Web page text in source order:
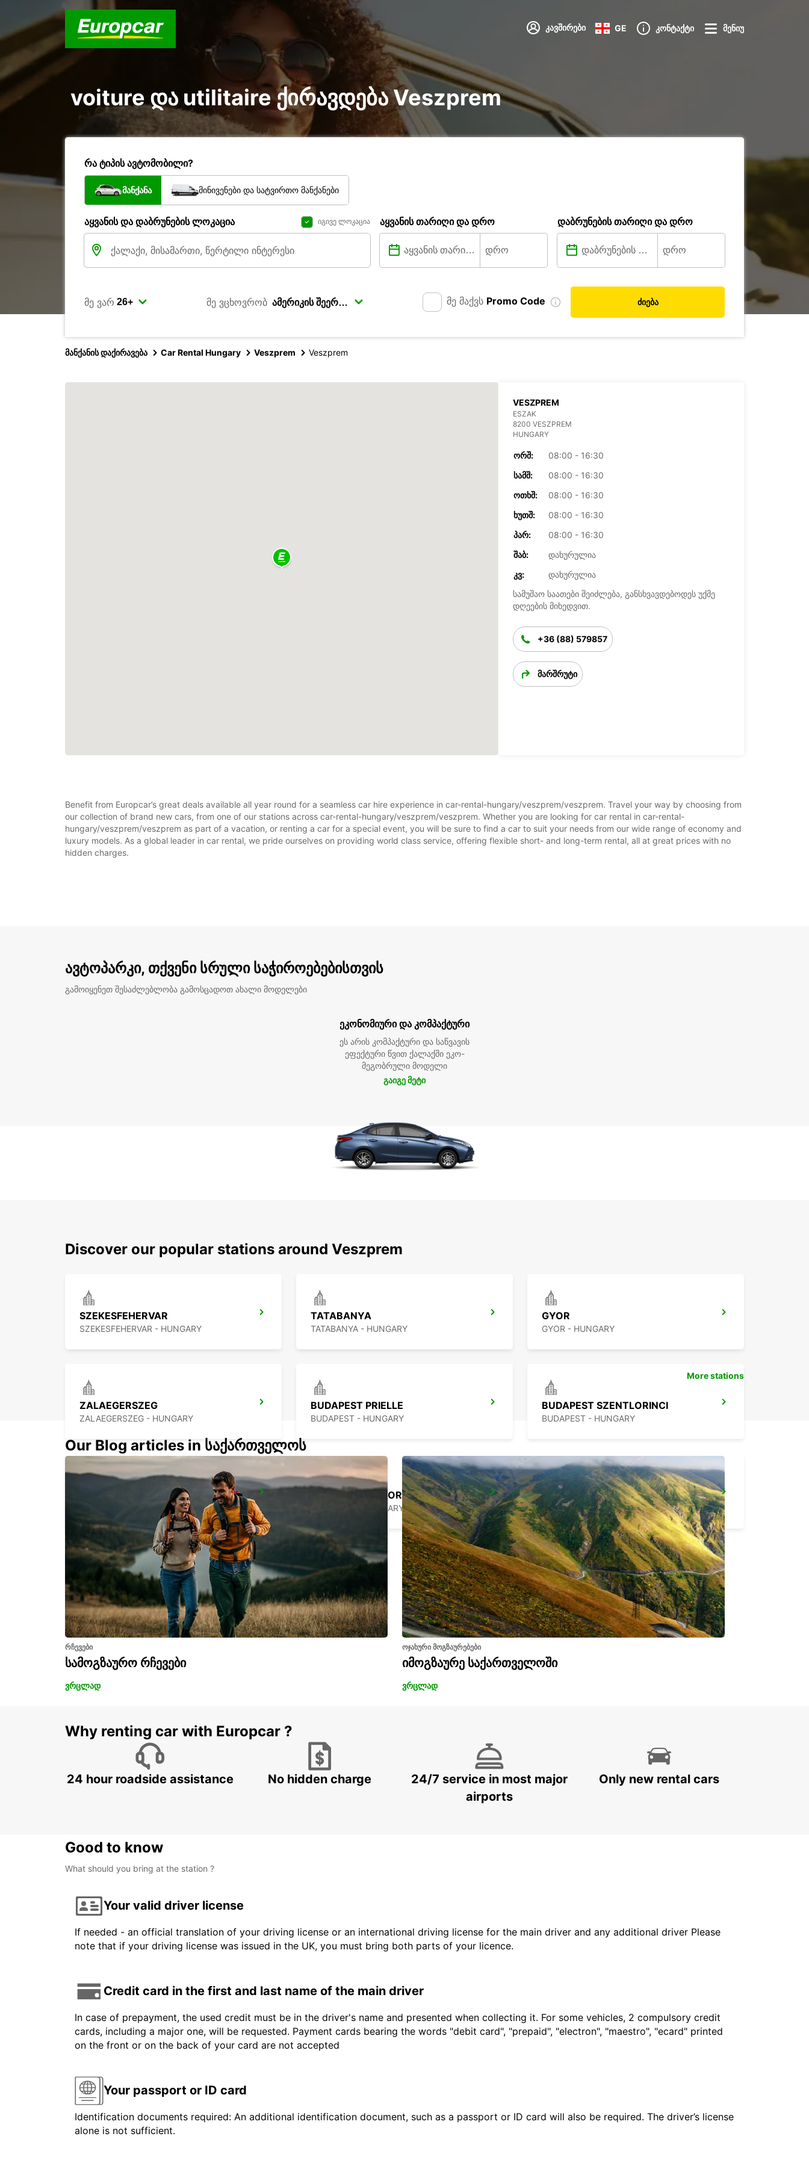
კავშირები GE კონტაქტი მენიუ
voiture და utilitaire ქირავდება Veszprem
რა ტიპის ავტომობილი?
მანქანა მინივენები და სატვირთო მანქანები
აყვანის და დაბრუნების ლოკაცია იგივე ლოკაცია აყვანის თარიღი და დრო დაბრუნების თარიღი და დრო
მე ვარ მე ვცხოვრობ მე მაქვს Promo Code ძიება
მანქანის დაქირავება Car Rental Hungary Veszprem Veszprem
VESZPREM
ESZAK
8200 VESZPREM
HUNGARY
ᲝᲠᲨ:
08:00 - 16:30
ᲡᲐᲛᲨ:
08:00 - 16:30
ᲝᲗᲮᲨ:
08:00 - 16:30
ᲮᲣᲗᲨ:
08:00 - 16:30
ᲞᲐᲠ:
08:00 - 16:30
ᲨᲐᲑ:
დახურულია
ᲙᲕ:
დახურულია
სამუშაო საათები შეიძლება, განსხვავდებოდეს უქმე
დღეების მიხედვით.
+36 (88) 579857
მარშრუტი
Benefit from Europcar’s great deals available all year round for a seamless car hire experience in car-rental-hungary/veszprem/veszprem. Travel your way by choosing from
our collection of brand new cars, from one of our stations across car-rental-hungary/veszprem/veszprem. Whether you are looking for car rental in car-rental-
hungary/veszprem/veszprem as part of a vacation, or renting a car for a special event, you will be sure to find a car to suit your needs from our wide range of economy and
luxury models. As a global leader in car rental, we pride ourselves on providing world class service, offering flexible short- and long-term rental, all at great prices with no
hidden charges.
ავტოპარკი, თქვენი სრული საჭიროებებისთვის
გამოიყენეთ შესაძლებლობა გამოსცადოთ ახალი მოდელები
ეკონომიური და კომპაქტური
ეს არის კომპაქტური და საწვავის
ეფექტური წვით ქალაქში ეკო-
მეგობრული მოდელი
გაიგე მეტი
Discover our popular stations around Veszprem
SZEKESFEHERVAR
SZEKESFEHERVAR - HUNGARY
TATABANYA
TATABANYA - HUNGARY
GYOR
GYOR - HUNGARY
ZALAEGERSZEG
ZALAEGERSZEG - HUNGARY
BUDAPEST PRIELLE
BUDAPEST - HUNGARY
BUDAPEST SZENTLORINCI
BUDAPEST - HUNGARY
BUDAPEST AIRPORT SELF CHECKOUT
BUDAPEST - HUNGARY
BUDAPEST AIRPORT TERMINAL 2B *RY*
BUDAPEST - HUNGARY
PECS
PECS - HUNGARY
More stations
Our Blog articles in საქართველოს
რჩევები
სამოგზაურო რჩევები
ვრცლად
ოჯახური მოგზაურებები
იმოგზაურე საქართველოში
ვრცლად
Why renting car with Europcar ?
24 hour roadside assistance No hidden charge
24/7 service in most major
airports
Only new rental cars
Good to know
What should you bring at the station ?
Your valid driver license
If needed - an official translation of your driving license or an international driving license for the main driver and any additional driver Please
note that if your driving license was issued in the UK, you must bring both parts of your licence.
Credit card in the first and last name of the main driver
In case of prepayment, the used credit must be in the driver's name and presented when collecting it. For some vehicles, 2 compulsory credit
cards, including a major one, will be requested. Payment cards bearing the words "debit card", "prepaid", "electron", "maestro", "ecard" printed
on the front or on the back of your card are not accepted
Your passport or ID card
Identification documents required: An additional identification document, such as a passport or ID card will also be required. The driver’s license
alone is not sufficient.